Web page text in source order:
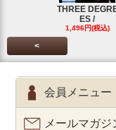
THREE
ES /
1,496円(税込)
<
会員メニュー
メールマガ